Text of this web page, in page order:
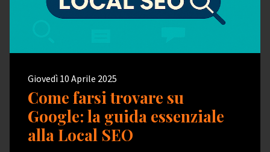
Giovedì 10 Aprile 2025
Come farsi trovare su
Google: la guida essenziale
alla Local SEO